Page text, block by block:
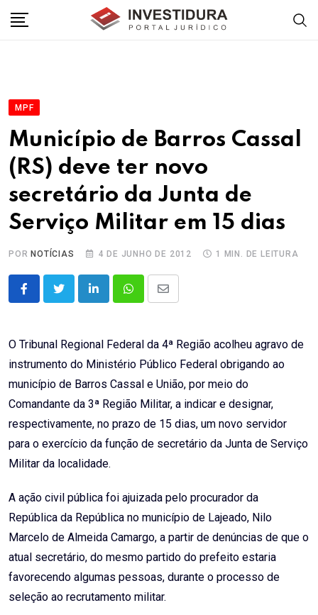
MPF
Município de Barros Cassal
(RS) deve ter novo
secretário da Junta de
Serviço Militar em 15 dias
POR NOTÍCIAS 4 DE JUNHO DE 2012 1 MIN. DE LEITURA
LinkedInWhatsappShare
Email
O Tribunal Regional Federal da 4ª Região acolheu agravo de
instrumento do Ministério Público Federal obrigando ao
município de Barros Cassal e União, por meio do
Comandante da 3ª Região Militar, a indicar e designar,
respectivamente, no prazo de 15 dias, um novo servidor
para o exercício da função de secretário da Junta de Serviço
Militar da localidade.
A ação civil pública foi ajuizada pelo procurador da
República da República no município de Lajeado, Nilo
Marcelo de Almeida Camargo, a partir de denúncias de que o
atual secretário, do mesmo partido do prefeito estaria
favorecendo algumas pessoas, durante o processo de
seleção ao recrutamento militar.